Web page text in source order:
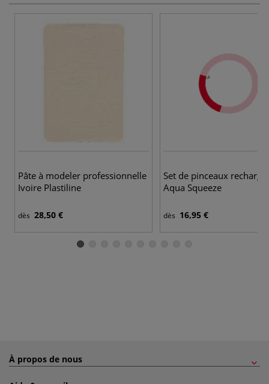
Pâte à modeler professionnelle
Ivoire Plastiline
dès 28,50 €
Set de pinceaux
Aqua Squeeze
dès 16,95 €
À propos de nous